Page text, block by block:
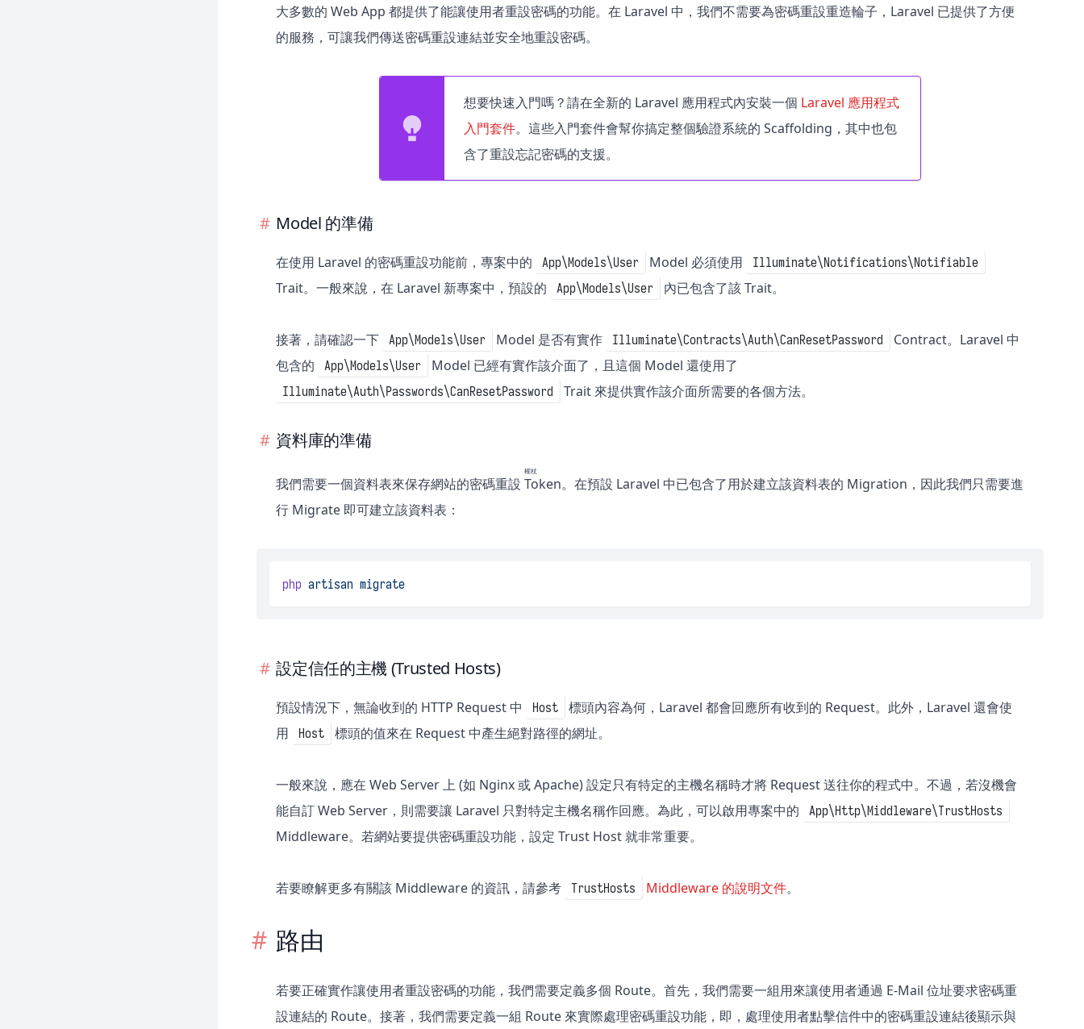
大多數的 Web App 都提供了能讓使用者重設密碼的功能。在 Laravel 中，我們不需要為密碼重設重造輪子，Laravel 已提供了方便
的服務，可讓我們傳送密碼重設連結並安全地重設密碼。
想要快速入門嗎？請在全新的 Laravel 應用程式內安裝一個 Laravel 應用程式
入門套件。這些入門套件會幫你搞定整個驗證系統的 Scaffolding，其中也包
含了重設忘記密碼的支援。
Model 的準備
在使用 Laravel 的密碼重設功能前，專案中的 App\Models\User Model 必須使用 Illuminate\Notifications\Notifiable
Trait。一般來說，在 Laravel 新專案中，預設的 App\Models\User 內已包含了該 Trait。
接著，請確認一下 App\Models\User Model 是否有實作 Illuminate\Contracts\Auth\CanResetPassword
Contract。Laravel 中
包含的
App\Models\User Model 已經有實作該介面了，且這個 Model 還使用了
Illuminate\Auth\Passwords\CanResetPassword Trait 來提供實作該介面所需要的各個方法。
資料庫的準備
我們需要一個資料表來保存網站的密碼重設Token
權杖
。在預設 Laravel 中已包含了用於建立該資料表的 Migration，因此我們只需要進
行 Migrate 即可建立該資料表：
php artisan migrate
設定信任的主機 (Trusted Hosts)
預設情況下，無論收到的 HTTP Request 中 Host
標頭內容為何，Laravel 都會回應所有收到的 Request。此外，Laravel 還會使
用
Host 標頭的值來在 Request 中產生絕對路徑的網址。
一般來說，應在 Web Server 上 (如 Nginx 或 Apache) 設定只有特定的主機名稱時才將 Request 送往你的程式中。不過，若沒機會
能自訂 Web Server，則需要讓 Laravel 只對特定主機名稱作回應。為此，可以啟用專案中的
App\Http\Middleware\TrustHosts
Middleware。若網站要提供密碼重設功能，設定 Trust Host 就非常重要。
若要瞭解更多有關該 Middleware 的資訊，請參考 TrustHosts Middleware 的說明文件。
路由
若要正確實作讓使用者重設密碼的功能，我們需要定義多個 Route。首先，我們需要一組用來讓使用者通過 E-Mail 位址要求密碼重
設連結的 Route。接著，我們需要定義一組 Route 來實際處理密碼重設功能，即，處理使用者點擊信件中的密碼重設連結後顯示與